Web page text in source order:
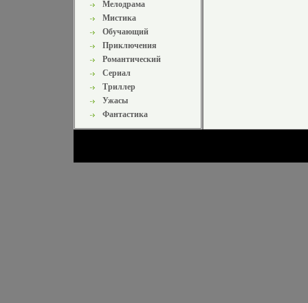
Мелодрама
Мистика
Обучающий
Приключения
Романтический
Сериал
Триллер
Ужасы
Фантастика